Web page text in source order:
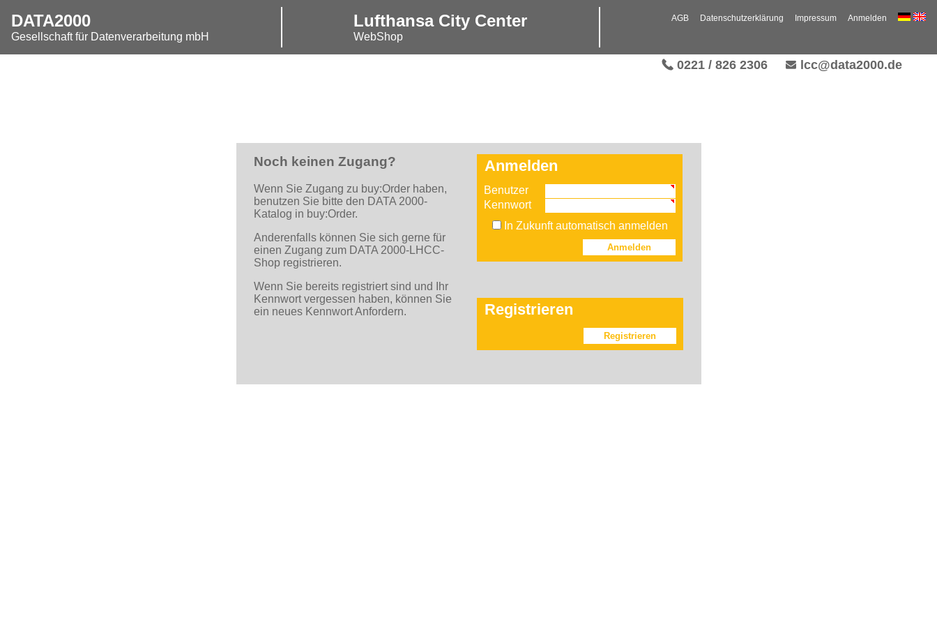
DATA2000
Gesellschaft für Datenverarbeitung mbH
Lufthansa City Center
WebShop
AGB Datenschutzerklärung Impressum Anmelden
0221 / 826 2306 lcc@data2000.de
Noch keinen Zugang?
Wenn Sie Zugang zu buy:Order haben,
benutzen Sie bitte den DATA 2000-
Katalog in buy:Order.
Anderenfalls können Sie sich gerne für
einenZugang zum DATA 2000-LHCC-
Shop registrieren.
Wenn Sie bereits registriert sind und Ihr
Kennwort vergessen haben, können Sie
ein neues Kennwort Anfordern.
Anmelden
Benutzer
Kennwort
In Zukunft automatisch anmelden
Registrieren